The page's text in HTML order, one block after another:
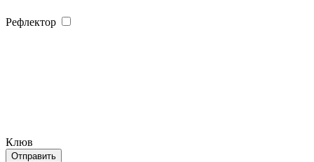
Рефлектор
Клюв
Отправить